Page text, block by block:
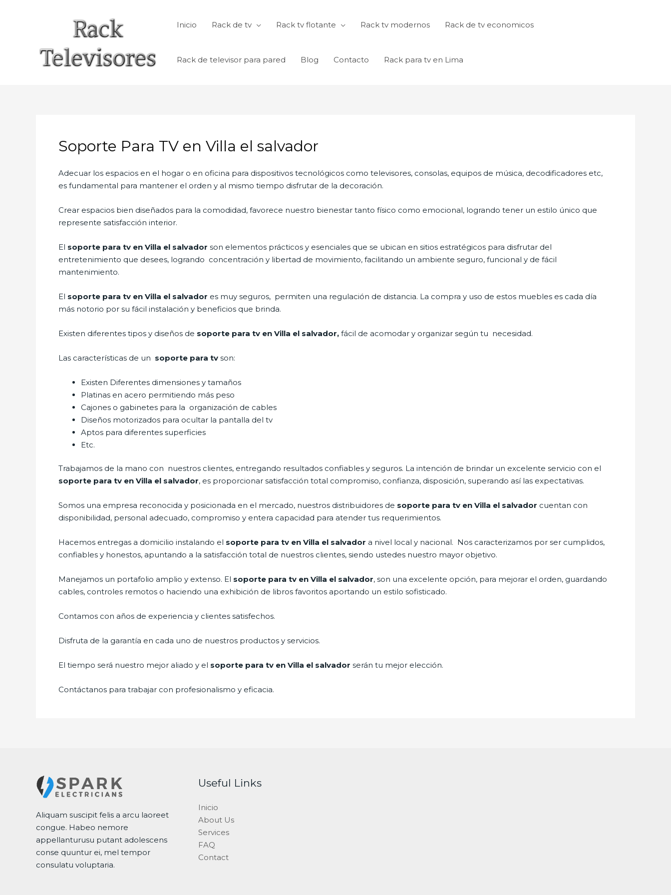
Inicio Rack de tv Rack tv flotante Rack tv modernos Rack de tv economicos
Rack de televisor para pared Blog Contacto Rack para tv en Lima
Soporte Para TV en Villa el salvador
Adecuar los espacios en el hogar o en oficina para dispositivos tecnológicos como televisores, consolas, equipos de música, decodificadores etc,
es fundamental para mantener el orden y al mismo tiempo disfrutar de la decoración.
Crear espacios bien diseñados para la comodidad, favorece nuestro bienestar tanto físico como emocional, logrando tener un estilo único que
represente satisfacción interior.
El soporte para tv en Villa el salvador son elementos prácticos y esenciales que se ubican en sitios estratégicos para disfrutar del
entretenimiento que desees, logrando concentración y libertad de movimiento, facilitando un ambiente seguro, funcional y de fácil
mantenimiento.
El soporte para tv en Villa el salvador es muy seguros, permiten una regulación de distancia. La compra y uso de estos muebles es cada día
más notorio por su fácil instalación y beneficios que brinda.
Existen diferentes tipos y diseños de soporte para tv en Villa el salvador, fácil de acomodar y organizar según tu necesidad.
Las características de un soporte para tv son:
Existen Diferentes dimensiones y tamaños
Platinas en acero permitiendo más peso
Cajones o gabinetes para la organización de cables
Diseños motorizados para ocultar la pantalla del tv
Aptos para diferentes superficies
Etc.
Trabajamos de la mano con nuestros clientes, entregando resultados confiables y seguros. La intención de brindar un excelente servicio con el
soporte para tv en Villa el salvador, es proporcionar satisfacción total compromiso, confianza, disposición, superando así las expectativas.
Somos una empresa reconocida y posicionada en el mercado, nuestros distribuidores de soporte para tv en Villa el salvador cuentan con
disponibilidad, personal adecuado, compromiso y entera capacidad para atender tus requerimientos.
Hacemos entregas a domicilio instalando el soporte para tv en Villa el salvador a nivel local y nacional. Nos caracterizamos por ser cumplidos,
confiables y honestos, apuntando a la satisfacción total de nuestros clientes, siendo ustedes nuestro mayor objetivo.
Manejamos un portafolio amplio y extenso. El soporte para tv en Villa el salvador, son una excelente opción, para mejorar el orden, guardando
cables, controles remotos o haciendo una exhibición de libros favoritos aportando un estilo sofisticado.
Contamos con años de experiencia y clientes satisfechos.
Disfruta de la garantía en cada uno de nuestros productos y servicios.
El tiempo será nuestro mejor aliado y el soporte para tv en Villa el salvador serán tu mejor elección.
Contáctanos para trabajar con profesionalismo y eficacia.
Aliquam suscipit felis a arcu laoreet
congue. Habeo nemore
appellanturusu putant adolescens
conse quuntur ei, mel tempor
consulatu voluptaria.
Useful Links
Inicio
About Us
Services
FAQ
Contact